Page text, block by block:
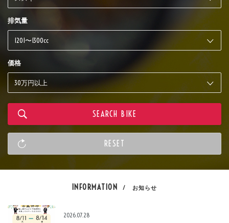
排気量
価格
INFORMATION / お知らせ
2026.07.28